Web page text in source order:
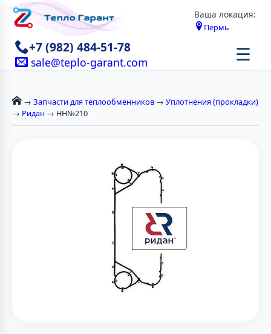
Ваша локация:
Пермь
+7 (982) 484-51-78
sale@teplo-garant.com ☰
→ Запчасти для теплообменников → Уплотнения (прокладки)
→ Ридан → НН№210